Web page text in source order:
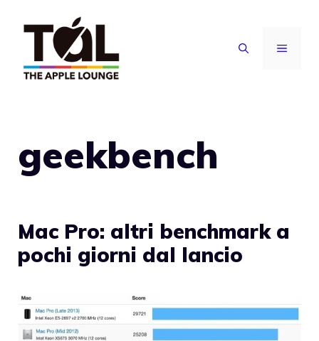
contenuto
MENU
geekbench
Mac Pro: altri benchmark a
pochi giorni dal lancio